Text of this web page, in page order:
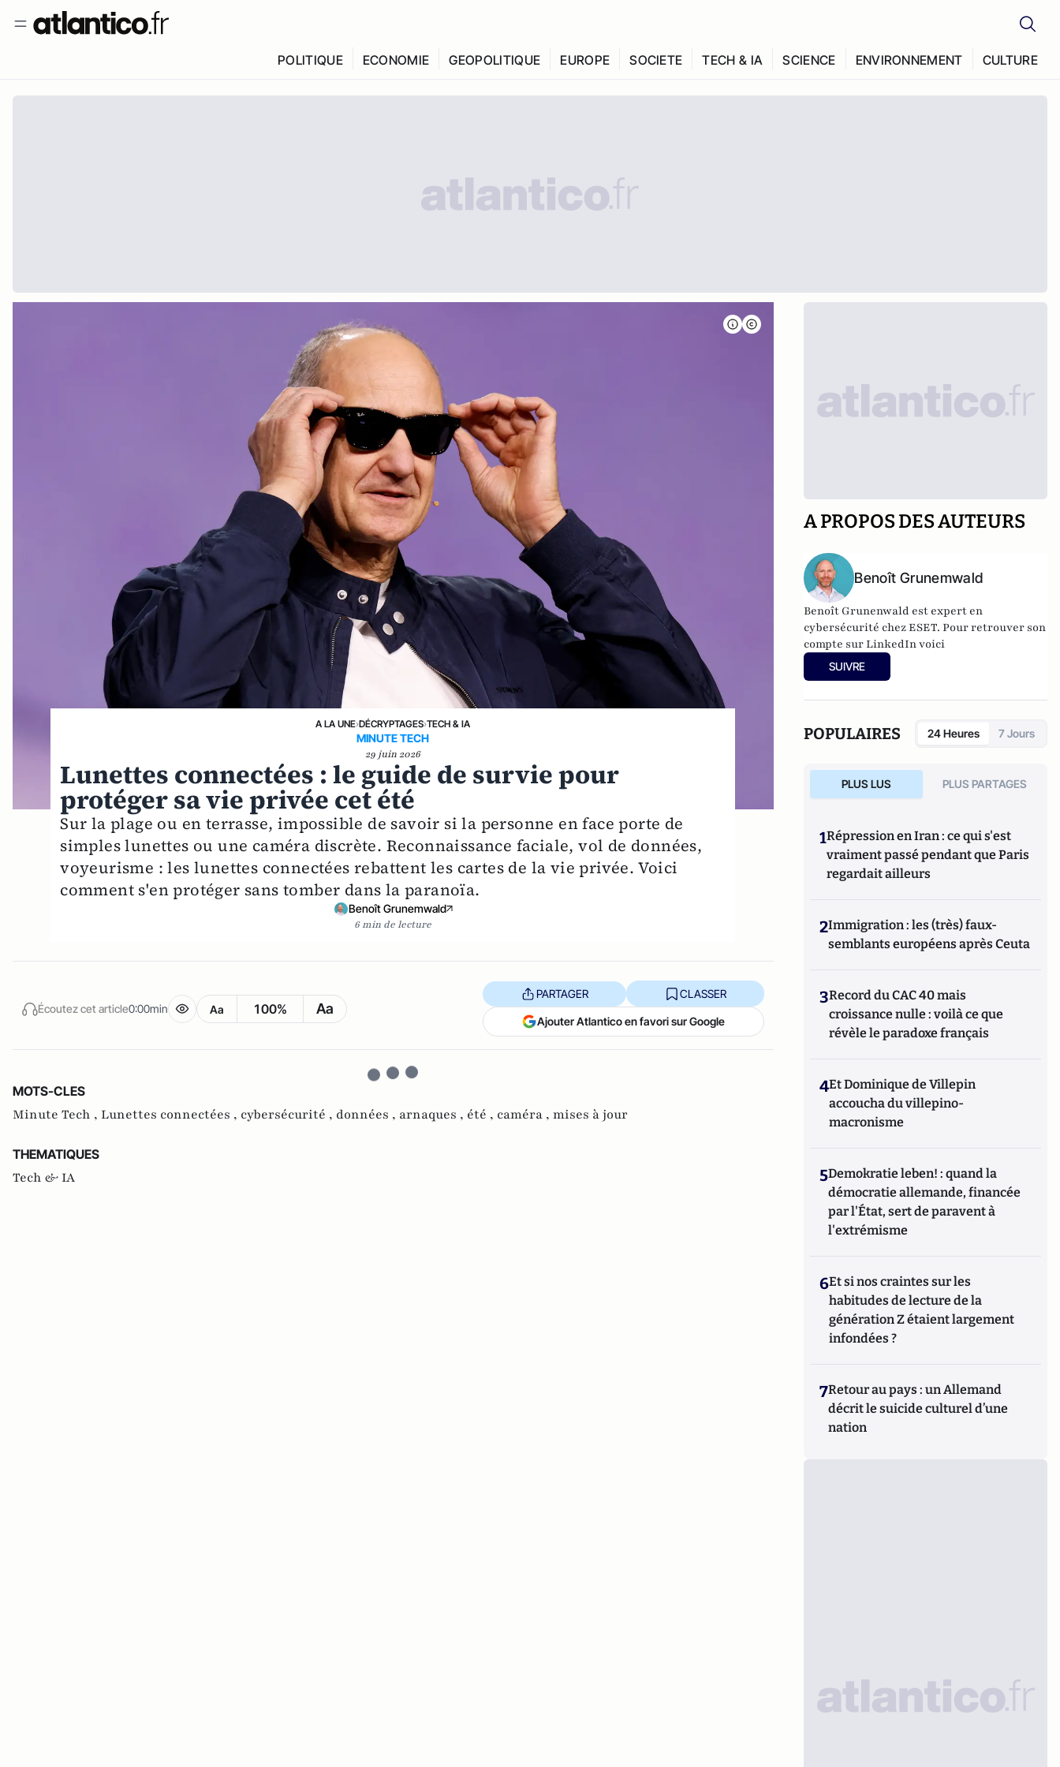
POLITIQUE ECONOMIE GEOPOLITIQUE EUROPE SOCIETE TECH & IA SCIENCE ENVIRONNEMENT CULTURE
A LA UNE›DÉCRYPTAGES›TECH & IA
MINUTE TECH
29 juin 2026
Lunettes connectées : le guide de survie pour
protéger sa vie privée cet été
Sur la plage ou en terrasse, impossible de savoir si la personne en face porte de
simples lunettes ou une caméra discrète. Reconnaissance faciale, vol de données,
voyeurisme : les lunettes connectées rebattent les cartes de la vie privée. Voici
comment s'en protéger sans tomber dans la paranoïa.
Benoît Grunemwald
6 min de lecture
Écoutez cet article0:00min Aa 100% Aa
PARTAGER CLASSER
Ajouter Atlantico en favori sur Google
MOTS-CLES
Minute Tech , Lunettes connectées , cybersécurité , données , arnaques , été , caméra , mises à jour
THEMATIQUES
Tech & IA
A PROPOS DES AUTEURS
Benoît Grunemwald
Benoît Grunenwald est expert en
cybersécurité chez ESET. Pour retrouver son
compte sur LinkedIn voici
SUIVRE
POPULAIRES 24 Heures 7 Jours
PLUS LUS PLUS PARTAGES
1Répression en Iran : ce qui s'est
vraiment passé pendant que Paris
regardait ailleurs
2Immigration : les (très) faux-
semblants européens après Ceuta
3Record du CAC 40 mais
croissance nulle : voilà ce que
révèle le paradoxe français
4Et Dominique de Villepin
accoucha du villepino-
macronisme
5Demokratie leben! : quand la
démocratie allemande, financée
par l'État, sert de paravent à
l'extrémisme
6Et si nos craintes sur les
habitudes de lecture de la
génération Z étaient largement
infondées ?
7Retour au pays : un Allemand
décrit le suicide culturel d’une
nation